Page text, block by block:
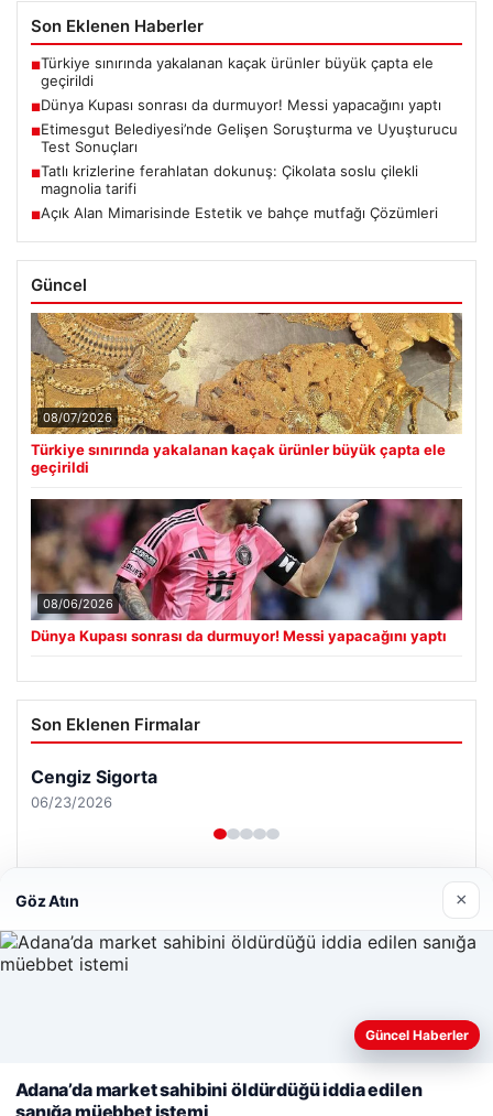
Son Eklenen Haberler
■Türkiye sınırında yakalanan kaçak ürünler büyük çapta ele
geçirildi
■Dünya Kupası sonrası da durmuyor! Messi yapacağını yaptı
■Etimesgut Belediyesi’nde Gelişen Soruşturma ve Uyuşturucu
Test Sonuçları
■Tatlı krizlerine ferahlatan dokunuş: Çikolata soslu çilekli
magnolia tarifi
■Açık Alan Mimarisinde Estetik ve bahçe mutfağı Çözümleri
Güncel
08/07/2026
Türkiye sınırında yakalanan kaçak ürünler büyük çapta ele
geçirildi
08/06/2026
Dünya Kupası sonrası da durmuyor! Messi yapacağını yaptı
Son Eklenen Firmalar
Cengiz Sigorta
06/23/2026
© 2026 Haber Hızlı | En Hızlı Haber Bülteni
Web sitemizi nasıl kullandığınızı daha iyi anlayabilmek,
kullanıyoruz.
Çerez Politikamız
Reddet Kabul Et
Göz Atın ×
Güncel Haberler
Adana’da market sahibini öldürdüğü iddia edilen
sanığa müebbet istemi
lemagrup.com.tr